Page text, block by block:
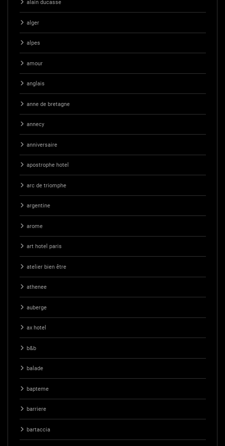
alain ducasse
alger
alpes
amour
anglais
anne de bretagne
annecy
anniversaire
apostrophe hotel
arc de triomphe
argentine
arome
art hotel paris
atelier bien être
athenee
auberge
ax hotel
b&b
balade
bapteme
barriere
bartaccia